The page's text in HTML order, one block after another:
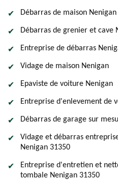
Débarras de maison Nenigan
Débarras de grenier et cave
Entreprise de débarras
Vidage de maison Nenigan
Epaviste de voiture Nenigan
Entreprise d'enlevement de
Débarras de garage sur
Vidage et débarras
Nenigan 31350
Entreprise d'entretien et
tombale Nenigan 31350